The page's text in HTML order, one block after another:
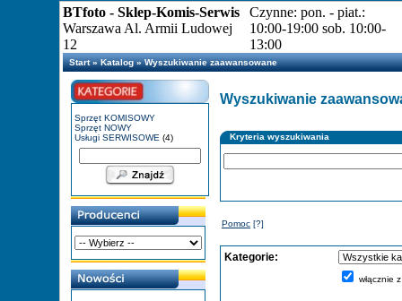
BTfoto - Sklep-Komis-Serwis
Warszawa Al. Armii Ludowej
12
Czynne: pon. - piat.:
10:00-19:00 sob. 10:00-
13:00
Start»Katalog»Wyszukiwanie zaawansowane
Sprzęt KOMISOWY
Sprzęt NOWY
Usługi SERWISOWE (4)
Wyszukiwanie
Kryteria wyszukiwania
Pomoc [?]
Kategorie:
włącznie